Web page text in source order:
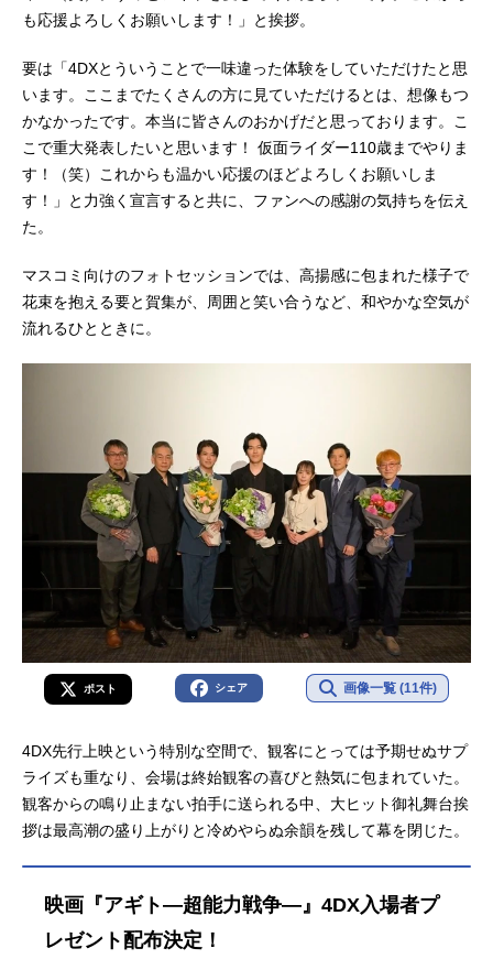
も応援よろしくお願いします！」と挨拶。
要は「4DXとういうことで一味違った体験をしていただけたと思
います。ここまでたくさんの方に見ていただけるとは、想像もつ
かなかったです。本当に皆さんのおかげだと思っております。こ
こで重大発表したいと思います！ 仮面ライダー110歳までやりま
す！（笑）これからも温かい応援のほどよろしくお願いしま
す！」と力強く宣言すると共に、ファンへの感謝の気持ちを伝え
た。
マスコミ向けのフォトセッションでは、高揚感に包まれた様子で
花束を抱える要と賀集が、周囲と笑い合うなど、和やかな空気が
流れるひとときに。
ポスト シェア 画像一覧 (11件)
4DX先行上映という特別な空間で、観客にとっては予期せぬサプ
ライズも重なり、会場は終始観客の喜びと熱気に包まれていた。
観客からの鳴り止まない拍手に送られる中、大ヒット御礼舞台挨
拶は最高潮の盛り上がりと冷めやらぬ余韻を残して幕を閉じた。
映画『アギト—超能力戦争—』4DX入場者プ
レゼント配布決定！